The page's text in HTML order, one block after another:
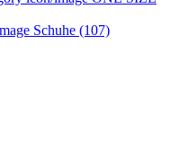
Schuhe (107)